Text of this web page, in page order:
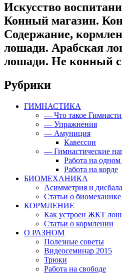
Искусство
Конный магазин.
Содержание,
лошади. Арабская
лошади. Не конный
Рубрики
ГИМНАСТИКА
— Что такое
— Упражнения
— Амуниция
Кавессон
— Гимнастические
Работа на
Работа на корде
БИОМЕХАНИКА
Асимметрия и
Статьи о
КОРМЛЕНИЕ
Как устроен ЖКТ
Статьи о кормлении
О РАЗНОМ
Полезные советы
Видеосеминар 2015
Трюки
Работа на свободе